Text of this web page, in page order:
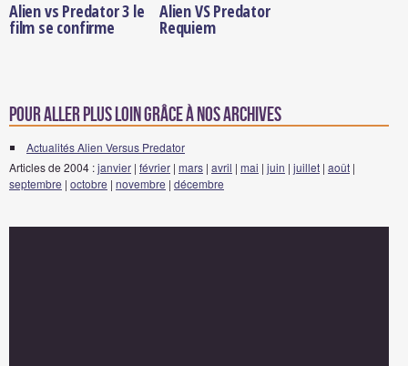
Alien vs Predator 3 le
film se confirme
Alien VS Predator
Requiem
Pour aller plus loin grâce à nos archives
Actualités Alien Versus Predator
Articles de 2004 :janvier | février | mars | avril | mai | juin | juillet | août |
septembre | octobre | novembre | décembre